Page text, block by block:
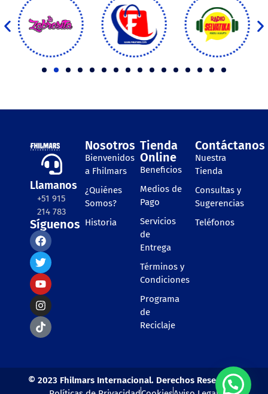
Llamanos
+51 915
214 783
Síguenos
Nosotros
Bienvenidos
a Fhilmars
¿Quiénes
Somos?
Historia
Tienda
Online
Beneficios
Medios de
Pago
Servicios
de
Entrega
Términos y
Condiciones
Programa
de
Reciclaje
Contáctanos
Nuestra
Tienda
Consultas y
Sugerencias
Teléfonos
© 2023 Fhilmars Internacional. Derechos Reservado